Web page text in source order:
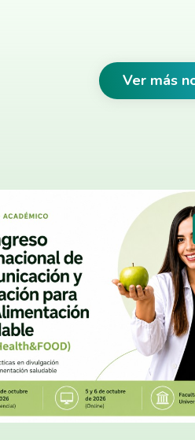
Ver más